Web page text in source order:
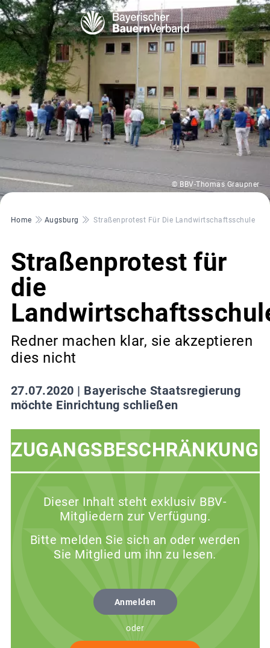
© BBV-Thomas Graupner
Pfadnavigation
Home Augsburg Straßenprotest Für Die Landwirtschaftsschule
Straßenprotest für
die
Redner machen klar, sie akzeptieren
dies nicht
27.07.2020 | Bayerische Staatsregierung
möchte Einrichtung schließen
ZUGANGSBESCHRÄNKUNG
Dieser Inhalt steht exklusiv BBV-
Mitgliedern zur Verfügung.
Bitte melden Sie sich an oder werden
Sie Mitglied um ihn zu lesen.
Anmelden
oder